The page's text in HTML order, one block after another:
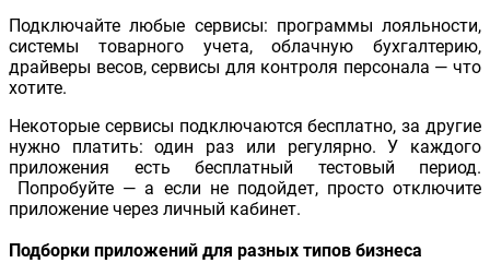
Подключайте любые сервисы: программы лояльности,
системы товарного учета, облачную бухгалтерию,
драйверы весов, сервисы для контроля персонала — что
хотите.
Некоторые сервисы подключаются бесплатно, за другие
нужно платить: один раз или регулярно. У каждого
приложения есть бесплатный тестовый период.
Попробуйте — а если не подойдет, просто отключите
приложение через личный кабинет.
Подборки приложений для разных типов бизнеса